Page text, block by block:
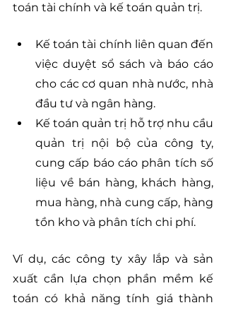
toán tài chính và kế toán quản trị.
Kế toán tài chính liên quan đến
việc duyệt sổ sách và báo cáo
cho các cơ quan nhà nước, nhà
đầu tư và ngân hàng.
Kế toán quản trị hỗ trợ nhu cầu
quản trị nội bộ của công ty,
cung cấp báo cáo phân tích số
liệu về bán hàng, khách hàng,
mua hàng, nhà cung cấp, hàng
tồn kho và phân tích chi phí.
Ví dụ, các công ty xây lắp và sản
xuất cần lựa chọn phần mềm kế
toán có khả năng tính giá thành